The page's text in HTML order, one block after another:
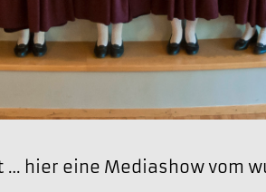
hier eine Mediashow vom